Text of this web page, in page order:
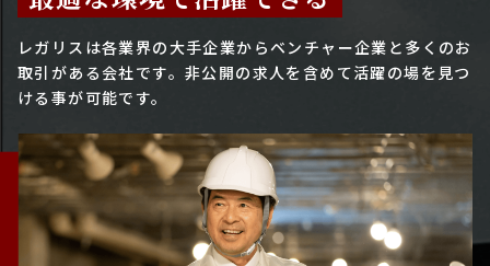
レガリスは各業界の大手企業からベンチャー企業と多くのお
取引がある会社です。 非公開の求人を含めて活躍の場を見つ
ける事が可能です。